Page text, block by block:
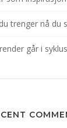
trenger nå du
går i